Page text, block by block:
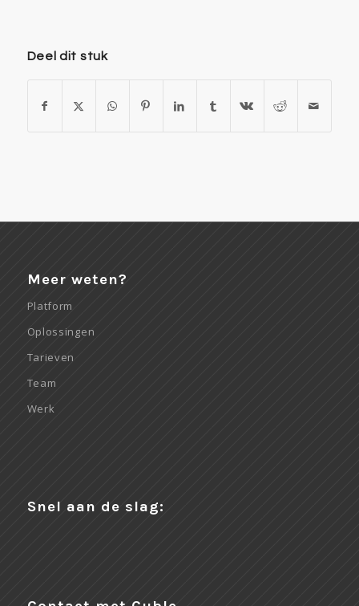
Deel dit stuk
Meer weten?
Platform
Oplossingen
Tarieven
Team
Werk
Snel aan de slag: